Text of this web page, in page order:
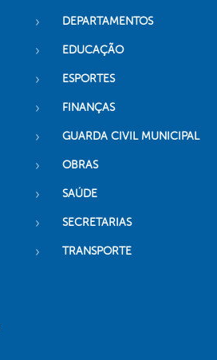
DEPARTAMENTOS
EDUCAÇÃO
ESPORTES
FINANÇAS
GUARDA CIVIL MUNICIPAL
OBRAS
SAÚDE
SECRETARIAS
TRANSPORTE